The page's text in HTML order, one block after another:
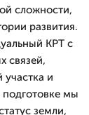
сложности,
развития.
КРТ с
связей,
и
мы
земли,